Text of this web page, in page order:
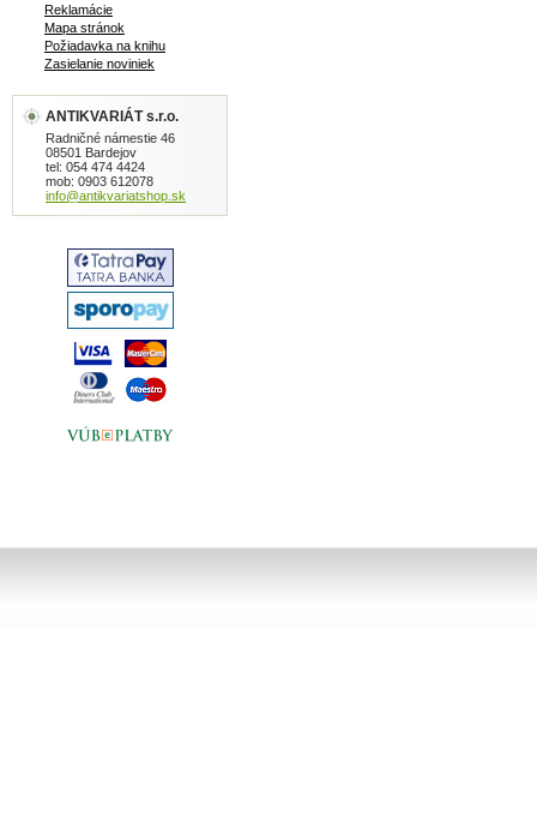
Reklamácie
Mapa stránok
Požiadavka na knihu
Zasielanie noviniek
ANTIKVARIÁT s.r.o.
Radničné námestie 46
08501 Bardejov
tel: 054 474 4424
mob: 0903 612078
info@antikvariatshop.sk